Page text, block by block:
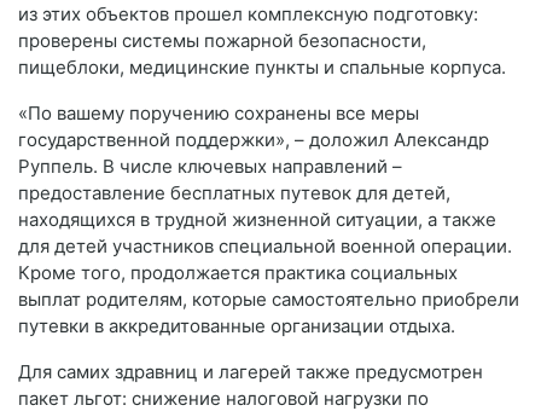
из этих объектов прошел комплексную подготовку:
проверены системы пожарной безопасности,
пищеблоки, медицинские пункты и спальные корпуса.
«По вашему поручению сохранены все меры
государственной поддержки», – доложил Александр
Руппель. В числе ключевых направлений –
предоставление бесплатных путевок для детей,
находящихся в трудной жизненной ситуации, а также
для детей участников специальной военной операции.
Кроме того, продолжается практика социальных
выплат родителям, которые самостоятельно приобрели
путевки в аккредитованные организации отдыха.
Для самих здравниц и лагерей также предусмотрен
пакет льгот: снижение налоговой нагрузки по